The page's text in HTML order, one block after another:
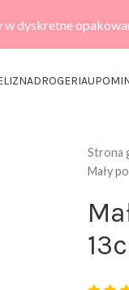
dyskretne
DROGERIA
Strona
Mały